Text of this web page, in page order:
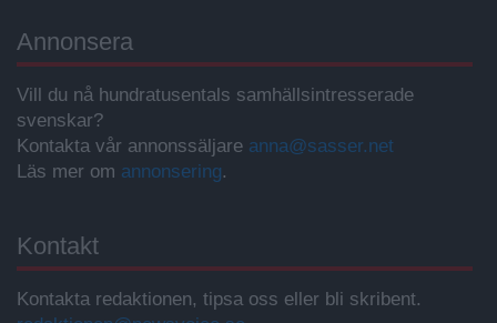
Annonsera
Vill du nå hundratusentals samhällsintresserade
svenskar?
Kontakta vår annonssäljare anna@sasser.net
Läs mer om annonsering.
Kontakt
Kontakta redaktionen, tipsa oss eller bli skribent.